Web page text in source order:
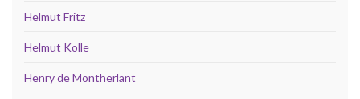
Helmut Fritz
Helmut Kolle
Henry de Montherlant